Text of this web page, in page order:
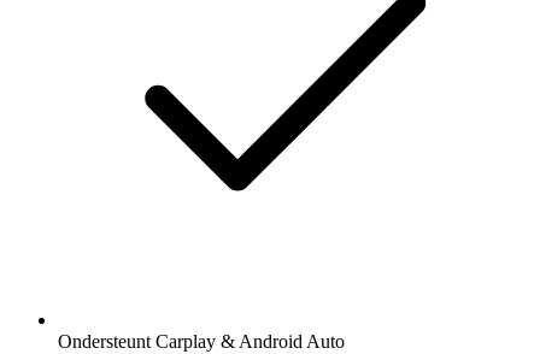
Ondersteunt Carplay & Android Auto